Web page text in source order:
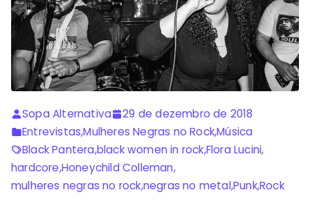
Sopa Alternativa
29 de dezembro de 2018
Entrevistas,Mulheres Negras no Rock,Música
Black Pantera,black women in rock,Flora Lucini,
hardcore,Honeychild Colleman,
mulheres negras no rock,negras no metal,Punk,Rock